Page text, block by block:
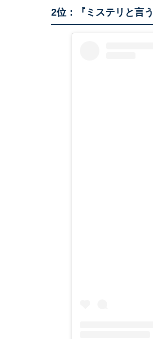
2位：『ミステリと言う